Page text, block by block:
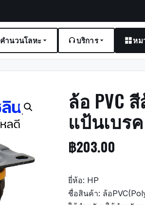
คำนวนโลหะ บริการ หม
ล้อ PVC
แป้นเบรค
฿203.00
ยี่ห้อ: HP
ชื่อสินค้า: ล้อ